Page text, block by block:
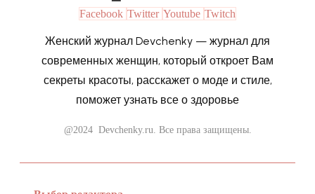
Facebook Twitter Youtube Twitch
Женский журнал Devchenky — журнал для
современных женщин, который откроет Вам
секреты красоты, расскажет о моде и стиле,
поможет узнать все о здоровье
@2024 Devchenky.ru. Все права защищены.